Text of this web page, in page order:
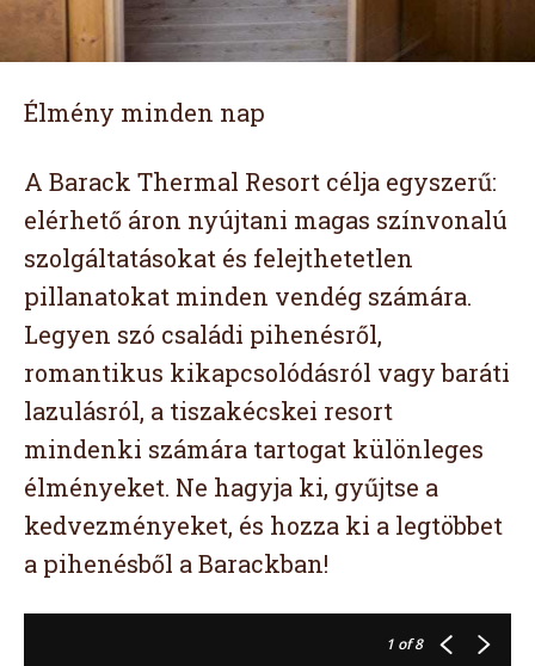
Élmény minden nap
A Barack Thermal Resort célja egyszerű:
elérhető áron nyújtani magas színvonalú
szolgáltatásokat és felejthetetlen
pillanatokat minden vendég számára.
Legyen szó családi pihenésről,
romantikus kikapcsolódásról vagy baráti
lazulásról, a tiszakécskei resort
mindenki számára tartogat különleges
élményeket. Ne hagyja ki, gyűjtse a
kedvezményeket, és hozza ki a legtöbbet
a pihenésből a Barackban!
1 of 8